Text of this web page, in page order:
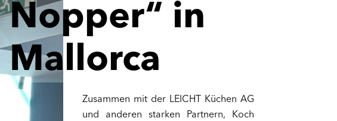
Nopper“ in
Mallorca
Zusammen mit der LEICHT Küchen AG
und anderen starken Partnern, Koch